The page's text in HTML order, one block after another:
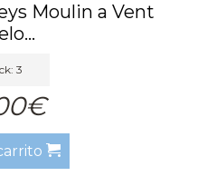
Moulin a Vent
3